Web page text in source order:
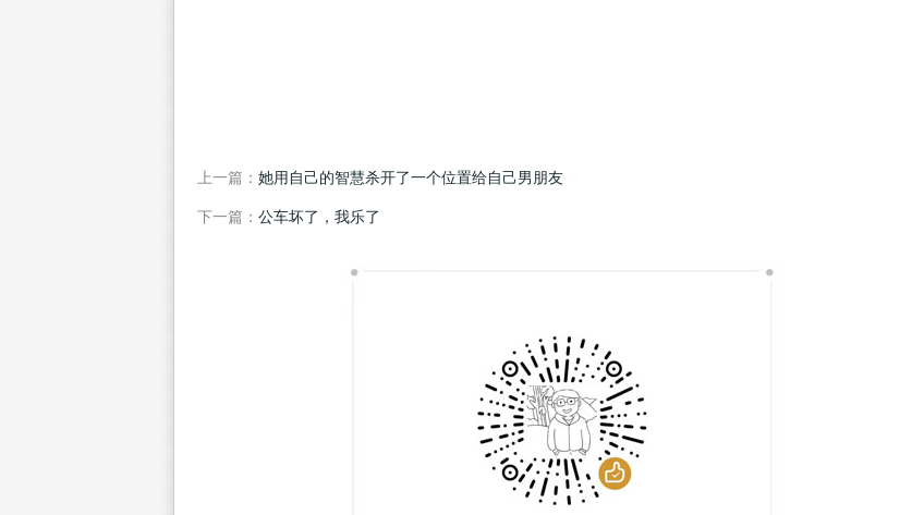
上一篇： 她用自己的智慧杀开了一个位置给自己男朋友
下一篇： 公车坏了，我乐了